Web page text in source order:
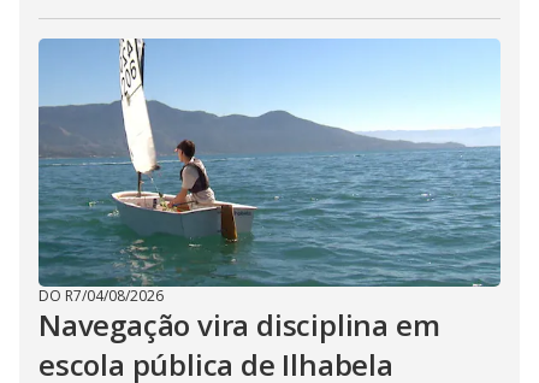
DO R7/04/08/2026
Navegação vira disciplina em
escola pública de Ilhabela